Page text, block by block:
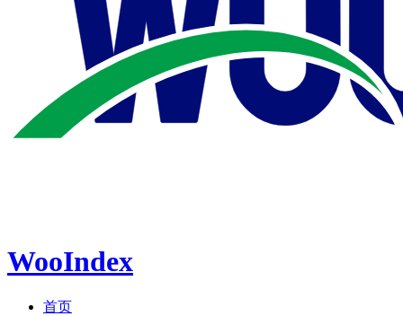
WooIndex
首页